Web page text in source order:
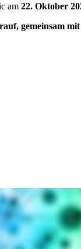
am 22. Oktober
gemeinsam